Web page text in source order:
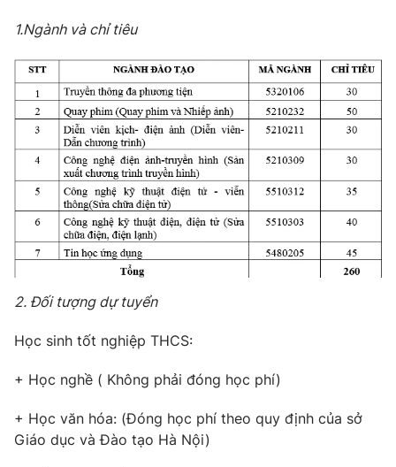
1.Ngành và chỉ tiêu
2. Đối tượng dự tuyển
Học sinh tốt nghiệp THCS:
+ Học nghề ( Không phải đóng học phí)
+ Học văn hóa: (Đóng học phí theo quy định của sở
Giáo dục và Đào tạo Hà Nội)